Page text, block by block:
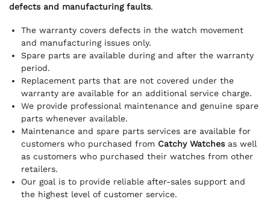
defects and manufacturing faults.
The warranty covers defects in the watch movement
and manufacturing issues only.
Spare parts are available during and after the warranty
period.
Replacement parts that are not covered under the
warranty are available for an additional service charge.
We provide professional maintenance and genuine spare
parts whenever available.
Maintenance and spare parts services are available for
customers who purchased from Catchy Watchesas well
as customers who purchased their watches from other
retailers.
Our goal is to provide reliable after-sales support and
the highest level of customer service.